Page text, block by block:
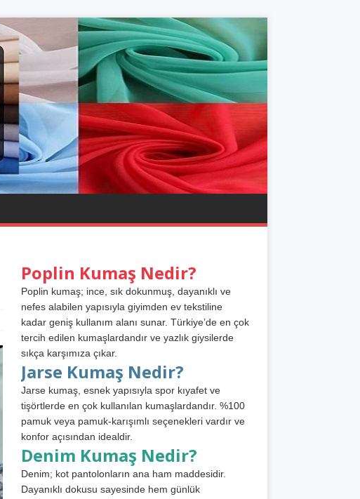
Poplin Kumaş Nedir?
Poplin kumaş; ince, sık dokunmuş, dayanıklı ve
nefes alabilen yapısıyla giyimden ev tekstiline
kadar geniş kullanım alanı sunar. Türkiye’de en çok
tercih edilen kumaşlardandır ve yazlık giysilerde
sıkça karşımıza çıkar.
Jarse Kumaş Nedir?
Jarse kumaş, esnek yapısıyla spor kıyafet ve
tişörtlerde en çok kullanılan kumaşlardandır. %100
pamuk veya pamuk-karışımlı seçenekleri vardır ve
konfor açısından idealdir.
Denim Kumaş Nedir?
Denim; kot pantolonların ana ham maddesidir.
Dayanıklı dokusu sayesinde hem günlük